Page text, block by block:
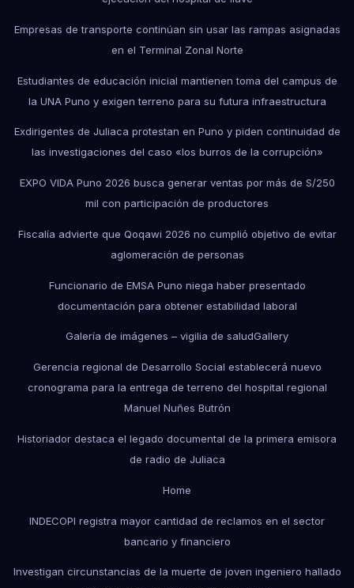
Empresas de transporte continúan sin usar las rampas asignadas
en el Terminal Zonal Norte
Estudiantes de educación inicial mantienen toma del campus de
la UNA Puno y exigen terreno para su futura infraestructura
Exdirigentes de Juliaca protestan en Puno y piden continuidad de
las investigaciones del caso «los burros de la corrupción»
EXPO VIDA Puno 2026 busca generar ventas por más de S/250
mil con participación de productores
Fiscalía advierte que Qoqawi 2026 no cumplió objetivo de evitar
aglomeración de personas
Funcionario de EMSA Puno niega haber presentado
documentación para obtener estabilidad laboral
Galería de imágenes – vigilia de saludGallery
Gerencia regional de Desarrollo Social establecerá nuevo
cronograma para la entrega de terreno del hospital regional
Manuel Nuñes Butrón
Historiador destaca el legado documental de la primera emisora
de radio de Juliaca
Home
INDECOPI registra mayor cantidad de reclamos en el sector
bancario y financiero
Investigan circunstancias de la muerte de joven ingeniero hallado